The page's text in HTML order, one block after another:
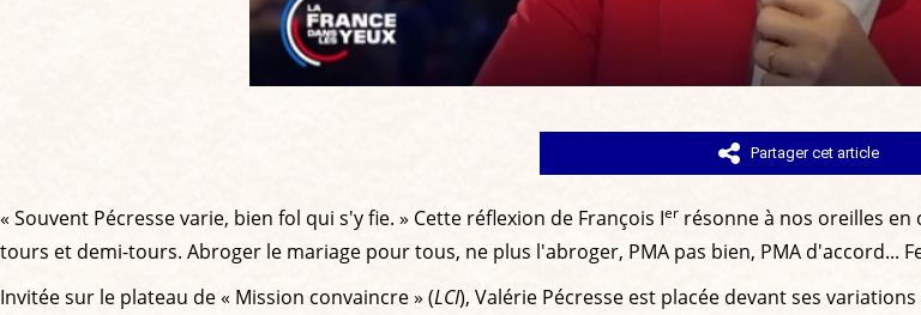
Partager cet article
« Souvent Pécresse varie, bien fol qui s'y fie. » Cette réflexion de François Ier résonne à nos oreilles
tours et demi-tours. Abroger le mariage pour tous, ne plus l'abroger, PMA pas bien, PMA d'accord...
Invitée sur le plateau de « Mission convaincre » (LCI), Valérie Pécresse est placée devant ses